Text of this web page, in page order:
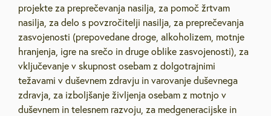
projekte za preprečevanja nasilja, za pomoč žrtvam
nasilja, za delo s povzročitelji nasilja, za preprečevanja
zasvojenosti (prepovedane droge, alkoholizem, motnje
hranjenja, igre na srečo in druge oblike zasvojenosti), za
vključevanje v skupnost osebam z dolgotrajnimi
težavami v duševnem zdravju in varovanje duševnega
zdravja, za izboljšanje življenja osebam z motnjo v
duševnem in telesnem razvoju, za medgeneracijske in